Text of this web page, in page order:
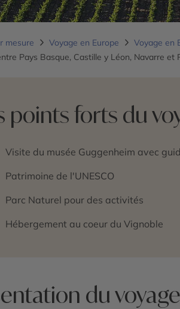
mesure Voyage en Europe
Voyage en
Pays Basque, Castille y Léon, Navarre et
points forts du
Visite du musée Guggenheim avec
Patrimoine de l'UNESCO
Parc Naturel pour des activités
Hébergement au coeur du Vignoble
du voyage